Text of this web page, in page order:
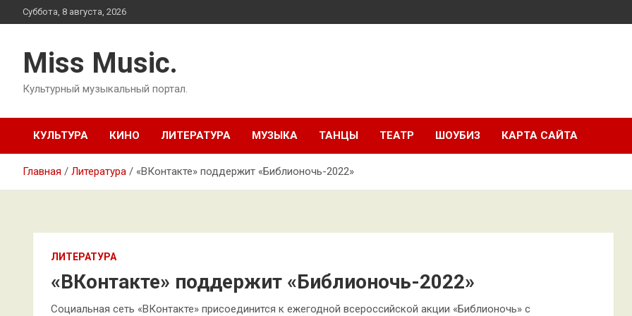
Перейти
к
Суббота, 8 августа, 2026
Miss Music.
Культурный музыкальный портал.
КУЛЬТУРА КИНО ЛИТЕРАТУРА МУЗЫКА ТАНЦЫ ТЕАТР ШОУБИЗ КАРТА САЙТА
Главная Литература «ВКонтакте» поддержит «Библионочь-2022»
ЛИТЕРАТУРА
«ВКонтакте» поддержит «Библионочь-2022»
Социальная сеть «ВКонтакте» присоединится к ежегодной всероссийской акции «Библионочь» с